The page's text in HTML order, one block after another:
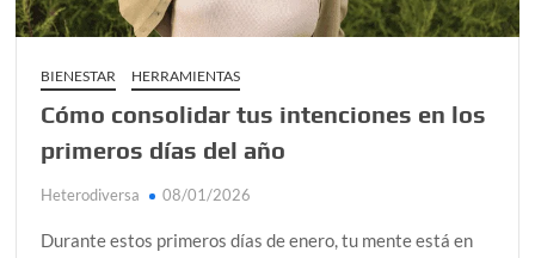
BIENESTAR HERRAMIENTAS
Cómo consolidar tus intenciones en los
primeros días del año
Heterodiversa 08/01/2026
Durante estos primeros días de enero, tu mente está en